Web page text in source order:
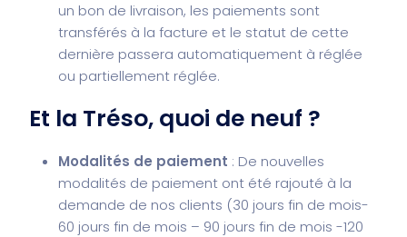
un bon de livraison, les paiements sont
transférés à la facture et le statut de cette
dernière passera automatiquement à réglée
ou partiellement réglée.
Et la Tréso, quoi de neuf ?
Modalités de paiement : De nouvelles
modalités de paiement ont été rajouté à la
demande de nos clients (30 jours fin de mois-
60 jours fin de mois – 90 jours fin de mois -120